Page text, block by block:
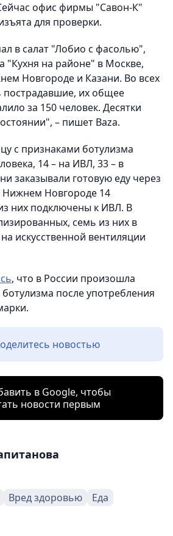
офис фирмы "Савон-К"
для проверки.
в салат "Лобио с фасолью",
"Кухня на районе" в Москве,
Новгороде и Казани. Во всех
пострадавшие, их общее
за 150 человек. Десятки
– пишет Baza.
с признаками ботулизма
14 – на ИВЛ, 33 – в
заказывали готовую еду через
Нижнем Новгороде 14
них подключены к ИВЛ. В
семь из них в
искусственной вентиляции
, что в России произошла
после употребления
новостью
в Google, чтобы
новости первым
Вред здоровью Еда